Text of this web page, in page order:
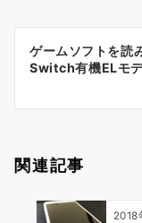
ン
ゲームソフトを読
Switch有機ELモデ
関連記事
2018